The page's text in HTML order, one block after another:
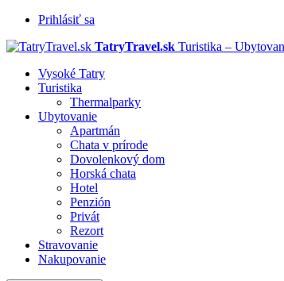
Prihlásiť sa
TatryTravel.sk Turistika –
Vysoké Tatry
Turistika
Thermalparky
Ubytovanie
Apartmán
Chata v prírode
Dovolenkový dom
Horská chata
Hotel
Penzión
Privát
Rezort
Stravovanie
Nakupovanie